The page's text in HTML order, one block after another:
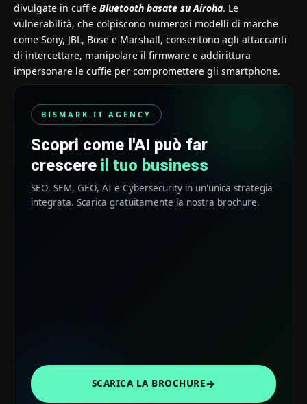
divulgate in cuffie Bluetooth basate su Airoha. Le
vulnerabilità, che colpiscono numerosi modelli di marche
come Sony, JBL, Bose e Marshall, consentono agli attaccanti
di intercettare, manipolare il firmware e addirittura
impersonare le cuffie per compromettere gli smartphone.
BISMARK.IT AGENCY
Scopri come l'AI può far
crescere il tuo business
SEO, SEM, GEO, AI e Cybersecurity in un'unica strategia
integrata. Scarica gratuitamente la nostra brochure.
SCARICA LA BROCHURE→